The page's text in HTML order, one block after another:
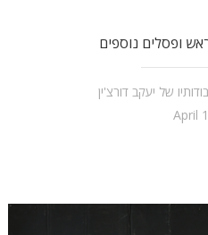
ופסלים נוספים
של יעקב דורצ'ין
April